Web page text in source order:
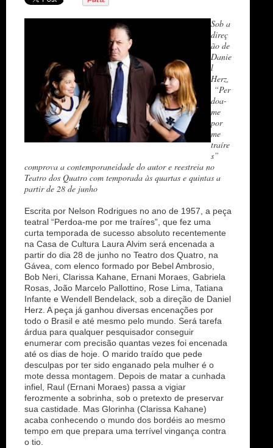
n
Sob a
direç
ão de
Danie
l
Herz,
“Per
doa-
me
por
me
traíre
s”
comprova a contemporaneidade do autor e reestreia no
Teatro dos Quatro com temporada às quartas e quintas a
partir de 28 de junho
Escrita por Nelson Rodrigues no ano de 1957, a peça
teatral “Perdoa-me por me traíres”, que fez uma
curta temporada de sucesso absoluto recentemente
na Casa de Cultura Laura Alvim será encenada a
partir do dia 28 de junho no Teatro dos Quatro, na
Gávea, com elenco formado por Bebel Ambrosio,
Bob Neri, Clarissa Kahane, Ernani Moraes, Gabriela
Rosas, João Marcelo Pallottino, Rose Lima, Tatiana
Infante e Wendell Bendelack, sob a direção de Daniel
Herz. A peça já ganhou diversas encenações por
todo o Brasil e até mesmo pelo mundo. Será tarefa
árdua para qualquer pesquisador conseguir
enumerar com precisão quantas vezes foi encenada
até os dias de hoje. O marido traído que pede
desculpas por ter sido enganado pela mulher é o
mote dessa montagem. Depois de matar a cunhada
infiel, Raul (Ernani Moraes) passa a vigiar
ferozmente a sobrinha, sob o pretexto de preservar
sua castidade. Mas Glorinha (Clarissa Kahane)
acaba conhecendo o mundo dos bordéis ao mesmo
tempo em que prepara uma terrível vingança contra
o tio.